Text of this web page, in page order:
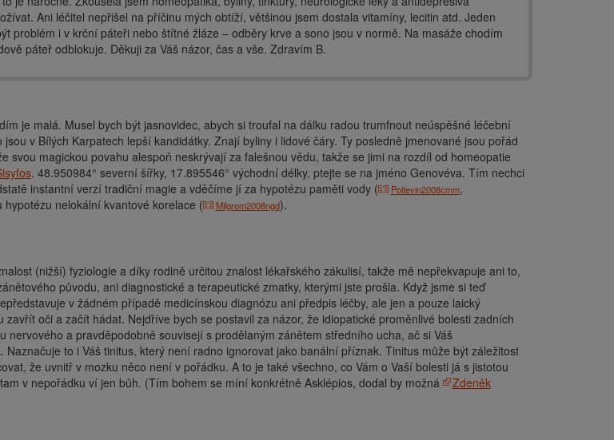
Ani léčitel nepřišel na příčinu mých obtíží, většinou jsem dostala vitamíny, lecitin atd. Jeden
problém i v krční páteři nebo štítné žláze – odběry krve a sono jsou v normě. Na masáže chodím
páteř odblokuje. Děkuji za Váš názor, čas a vše. Zdravím B.
je malá. Musel bych být jasnovidec, abych si troufal na dálku radou trumfnout neúspěšné léčební
v Bílých Karpatech lepší kandidátky. Znají byliny i lidové čáry. Ty posledně jmenované jsou pořád
svou magickou povahu alespoň neskrývají za falešnou vědu, takže se jimi na rozdíl od homeopatie
. 48.950984° severní šířky, 17.895546° východní délky, ptejte se na jméno Genovéva. Tím nechci
instantní verzí tradiční magie a vděčíme jí za hypotézu paměti vody (
Poitevin2008cmm,
hypotézu nelokální kvantové korelace ( Milgrom2008ngd).
(nižší) fyziologie a díky rodině určitou znalost lékařského zákulisí, takže mě nepřekvapuje ani to,
původu, ani diagnostické a terapeutické zmatky, kterými jste prošla. Když jsme si teď
v žádném případě medicínskou diagnózu ani předpis léčby, ale jen a pouze laický
zavřít oči a začít hádat. Nejdříve bych se postavil za názor, že idiopatické proměnlivé bolesti zadních
nervového a pravděpodobně souvisejí s prodělaným zánětem středního ucha, ač si Váš
Naznačuje to i Váš tinitus, který není radno ignorovat jako banální příznak. Tinitus může být záležitost
že uvnitř v mozku něco není v pořádku. A to je také všechno, co Vám o Vaší bolesti já s jistotou
v nepořádku ví jen bůh. (Tím bohem se míní konkrétně Asklépios, dodal by možná
Zdeněk